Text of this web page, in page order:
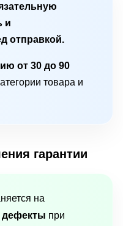
и
отправкой.
от 30 до 90
товара и
гарантии
на
дефекты при